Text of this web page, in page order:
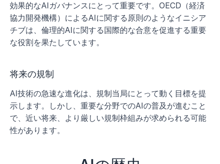
効果的なAIガバナンスにとって重要です。OECD（経済
協力開発機構）によるAIに関する原則のようなイニシア
チブは、倫理的AIに関する国際的な合意を促進する重要
な役割を果たしています。
将来の規制
AI技術の急速な進化は、規制当局にとって動く目標を提
示します。しかし、重要な分野でのAIの普及が進むこと
で、近い将来、より厳しい規制枠組みが求められる可能
性があります。